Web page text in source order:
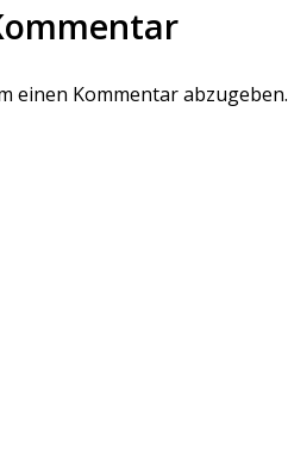
einen Kommentar abzugeben.